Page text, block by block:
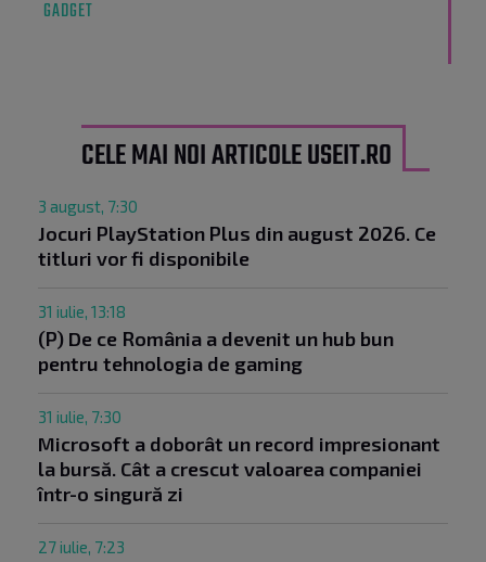
GADGET
CELE MAI NOI ARTICOLE USEIT.RO
3 august, 7:30
Jocuri PlayStation Plus din august 2026. Ce
titluri vor fi disponibile
31 iulie, 13:18
(P) De ce România a devenit un hub bun
pentru tehnologia de gaming
31 iulie, 7:30
Microsoft a doborât un record impresionant
la bursă. Cât a crescut valoarea companiei
într-o singură zi
27 iulie, 7:23